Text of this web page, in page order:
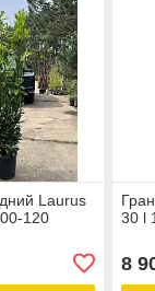
Laurus
120
30 l
8